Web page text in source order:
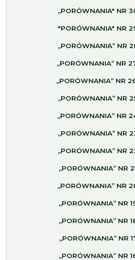
„PORÓWNANIA" NR
"PORÓWNANIA" NR
„PORÓWNANIA” NR
„PORÓWNANIA” NR
„PORÓWNANIA” NR
„PORÓWNANIA” NR
„PORÓWNANIA” NR
„PORÓWNANIA” NR
„PORÓWNANIA” NR
„PORÓWNANIA” NR
„PORÓWNANIA” NR
„PORÓWNANIA” NR
„PORÓWNANIA” NR
„PORÓWNANIA” NR
„PORÓWNANIA” NR